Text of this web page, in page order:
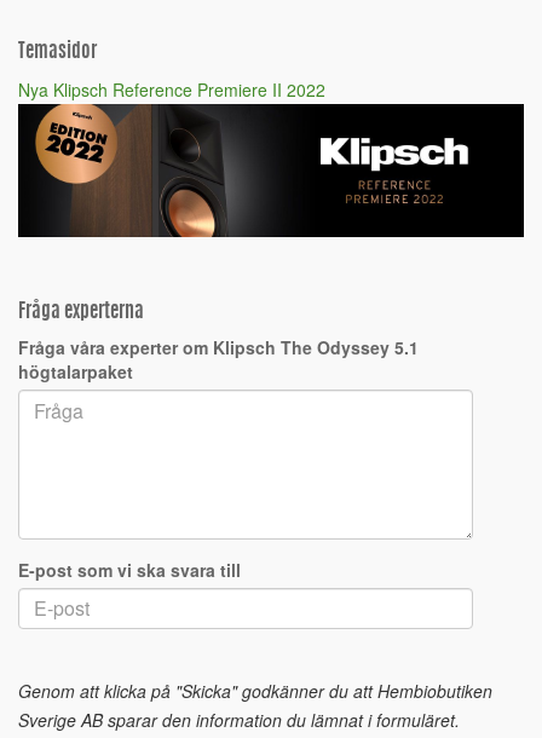
Temasidor
Nya Klipsch Reference Premiere II 2022
Fråga experterna
Fråga våra experter om Klipsch The Odyssey 5.1
högtalarpaket
E-post som vi ska svara till
Genom att klicka på "Skicka" godkänner du att Hembiobutiken
Sverige AB sparar den information du lämnat i formuläret.